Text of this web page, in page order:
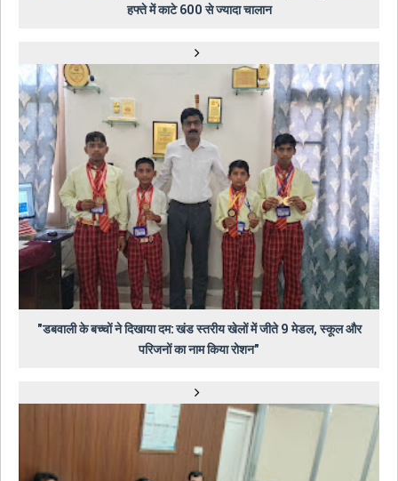
हफ्ते में काटे 600 से ज्यादा चालान
"डबवाली के बच्चों ने दिखाया दम: खंड स्तरीय खेलों में जीते 9 मेडल, स्कूल और
परिजनों का नाम किया रोशन"